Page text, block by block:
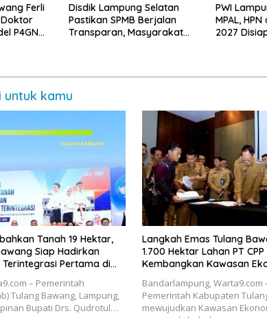
Ferli
Doktor
P4GN
Disdik Lampung Selatan
Pastikan SPMB Berjalan
Transparan, Masyarakat
PWI
MPAL,
2027
untuk kamu
Tanah 19 Hektar,
Siap Hadirkan
Pertama di
– Pemerintah
Tulang Bawang, Lampung,
Bupati Drs. Qudrotul…
Langkah Emas Tulang
1.700 Hektar Lahan PT
Kembangkan Kawasan
Bandarlampung, Warta9.com
Pemerintah Kabupaten
mewujudkan Kawasan